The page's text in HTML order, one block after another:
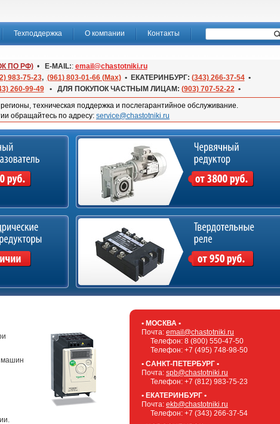
Техподдержка О компании Контакты
ПО РФ)• E-MAIL:: email@chastotniki.ru
983-75-23, (961) 803-01-66 (Max)• ЕКАТЕРИНБУРГ: (343) 266-37-54•
260-99-49• ДЛЯ ПОКУПОК ЧАСТНЫМ ЛИЦАМ: (903) 707-52-22•
техническая поддержка и послегарантийное обслуживание.
обращайтесь по адресу: service@chastotniki.ru
• МОСКВА •
Почта: email@chastotniki.ru
Телефон: 8 (800) 550-47-50
Телефон: +7 (495) 748-98-50
• САНКТ-ПЕТЕРБУРГ •
Почта: spb@chastotniki.ru
Телефон: +7 (812) 983-75-23
• ЕКАТЕРИНБУРГ •
Почта: ekb@chastotniki.ru
Телефон: +7 (343) 266-37-54
машин